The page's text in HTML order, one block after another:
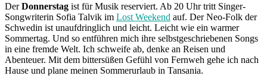
DerDonnerstag ist für Musik reserviert. Ab 20 Uhr tritt Singer-
Songwriterin Sofia Talvik im Lost Weekend auf. Der Neo-Folk der
Schwedin ist unaufdringlich und leicht. Leicht wie ein warmer
Sommertag. Und so entführen mich ihre selbstgeschriebenen Songs
in eine fremde Welt. Ich schweife ab, denke an Reisen und
Abenteuer. Mit dem bittersüßen Gefühl von Fernweh gehe ich nach
Hause und plane meinen Sommerurlaub in Tansania.